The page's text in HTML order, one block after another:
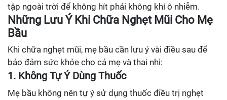
tập ngoài trời để không hít phải không khí ô nhiễm.
Những Lưu Ý Khi Chữa Nghẹt Mũi Cho Mẹ
Bầu
Khi chữa nghẹt mũi, mẹ bầu cần lưu ý vài điều sau để
bảo đảm sức khỏe cho cả mẹ và thai nhi:
1. Không Tự Ý Dùng Thuốc
Mẹ bầu không nên tự ý sử dụng thuốc điều trị nghẹt